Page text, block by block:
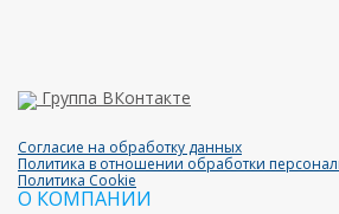
Группа ВКонтакте
Согласие на обработку данных
Политика в отношении обработки
Политика Cookie
О КОМПАНИИ